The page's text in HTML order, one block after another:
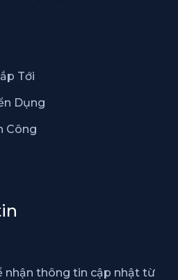
Tới
Dụng
Công
nhận thông tin cập nhật từ